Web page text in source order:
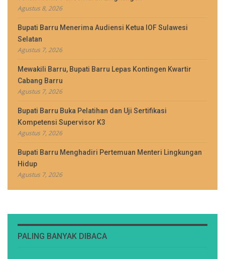
Agustus 8, 2026
Bupati Barru Menerima Audiensi Ketua IOF Sulawesi
Selatan
Agustus 7, 2026
Mewakili Barru, Bupati Barru Lepas Kontingen Kwartir
Cabang Barru
Agustus 7, 2026
Bupati Barru Buka Pelatihan dan Uji Sertifikasi
Kompetensi Supervisor K3
Agustus 7, 2026
Bupati Barru Menghadiri Pertemuan Menteri Lingkungan
Hidup
Agustus 7, 2026
PALING BANYAK DIBACA